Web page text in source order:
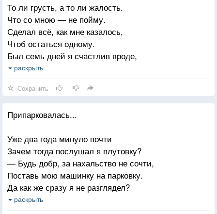
То ли грусть, а то ли жалость.
Что со мною — не пойму.
Сделал всё, как мне казалось,
Чтоб остаться одному.
Был семь дней я счастлив вроде,
Что ж теперь мне не до сна?
А нужна ли мне она?
раскрыть
Сохранить
Припарковалась...
Уже два года минуло почти
Зачем тогда послушал я плутовку?
— Будь добр, за нахальство не сочти,
Поставь мою машинку на парковку.
Да как же сразу я не разглядел?
Неистребимы, видно, идиоты.
раскрыть